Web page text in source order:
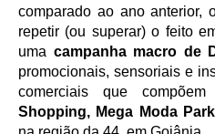
comparado ao ano anterior,
repetir (ou superar) o feito
uma campanha macro de
promocionais, sensoriais e
comerciais que
Shopping, Mega Moda